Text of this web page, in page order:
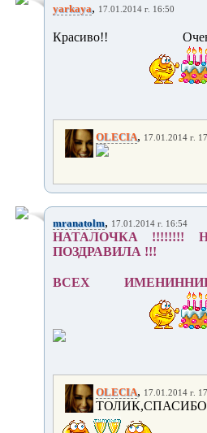
yarkaya, 17.01.2014 г. 16:50
Красиво!!
OLECIA, 17.01.2014 г.
mranatolm, 17.01.2014 г. 16:54
НАТАЛОЧКА !!!!!!!!
ПОЗДРАВИЛА !!!
ВСЕХ
OLECIA, 17.01.2014 г.